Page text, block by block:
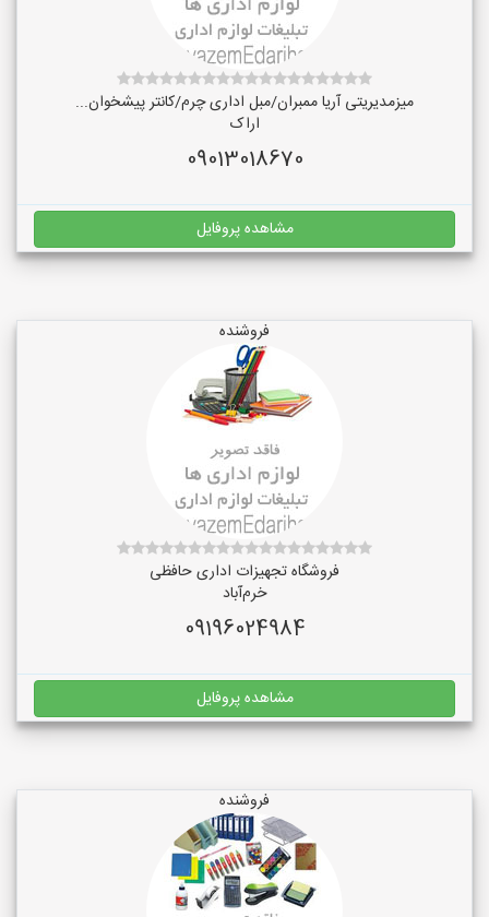
میزمدیریتی آریا ممبران/مبل اداری چرم/کانتر پیشخوان...
اراک
09013018670
مشاهده پروفایل
فروشنده
فروشگاه تجهیزات اداری حافظی
خرم‌آباد
09196024984
مشاهده پروفایل
فروشنده